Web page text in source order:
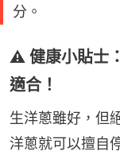
分。
⚠️ 健康小貼士
適合！
生洋蔥雖好，但
洋蔥就可以擅自